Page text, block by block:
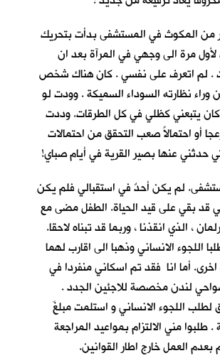
من المكوث في المستشفى بدأت بتحريك
مرة الى وجهي في المرآة بعد ان
. لم اتعرف على نفسي . كان هناك شخص
وراء نظارته السوداء السميكة . وودت لو
كان يتبعني كظلي في كل الطرقات. وددت
أو احتمالاً صعب التحقق من احتمالات
حدثني عنها بصير القرية في أيام صباي!
لم يكن أحدٌ في استقبالي فلم يكن
قد بقي على قيد الحياة. الطفل مضى مع
، الذي انقذنا ، وربما قد تبناه لاحقا.
اللجوء الانساني وذهبا الى اقارب لهما
اخرى. أما انا فقد تم اسكاني منفردا في
لندن مخصصة للاجئين الجدد .
لطلب اللجوء الانساني و استلمت مبلغَ
. طلبوا مني الالتزام بمواعيد المراجعة
بعدم العمل خارج اطار القوانين.